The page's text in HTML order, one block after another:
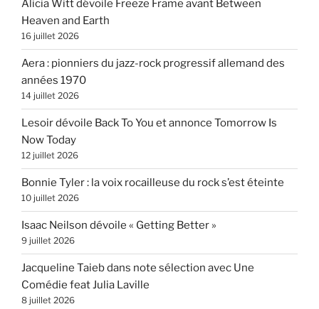
Alicia Witt dévoile Freeze Frame avant Between
Heaven and Earth
16 juillet 2026
Aera : pionniers du jazz-rock progressif allemand des
années 1970
14 juillet 2026
Lesoir dévoile Back To You et annonce Tomorrow Is
Now Today
12 juillet 2026
Bonnie Tyler : la voix rocailleuse du rock s’est éteinte
10 juillet 2026
Isaac Neilson dévoile « Getting Better »
9 juillet 2026
Jacqueline Taieb dans note sélection avec Une
Comédie feat Julia Laville
8 juillet 2026